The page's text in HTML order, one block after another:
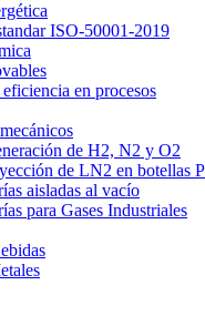
ISO-50001-2019
en procesos
de H2, N2 y O2
de LN2 en botellas
aisladas al vacío
para Gases Industriales